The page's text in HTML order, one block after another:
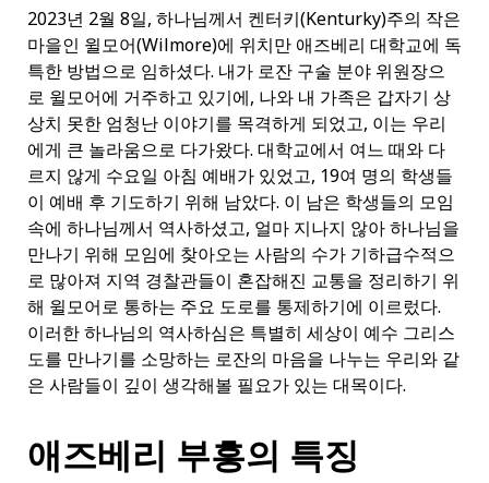
2023년 2월 8일, 하나님께서 켄터키(Kenturky)주의 작은
마을인 윌모어(Wilmore)에 위치만 애즈베리 대학교에 독
특한 방법으로 임하셨다. 내가 로잔 구술 분야 위원장으
로 윌모어에 거주하고 있기에, 나와 내 가족은 갑자기 상
상치 못한 엄청난 이야기를 목격하게 되었고, 이는 우리
에게 큰 놀라움으로 다가왔다. 대학교에서 여느 때와 다
르지 않게 수요일 아침 예배가 있었고, 19여 명의 학생들
이 예배 후 기도하기 위해 남았다. 이 남은 학생들의 모임
속에 하나님께서 역사하셨고, 얼마 지나지 않아 하나님을
만나기 위해 모임에 찾아오는 사람의 수가 기하급수적으
로 많아져 지역 경찰관들이 혼잡해진 교통을 정리하기 위
해 윌모어로 통하는 주요 도로를 통제하기에 이르렀다.
이러한 하나님의 역사하심은 특별히 세상이 예수 그리스
도를 만나기를 소망하는 로잔의 마음을 나누는 우리와 같
은 사람들이 깊이 생각해볼 필요가 있는 대목이다.
애즈베리 부흥의 특징